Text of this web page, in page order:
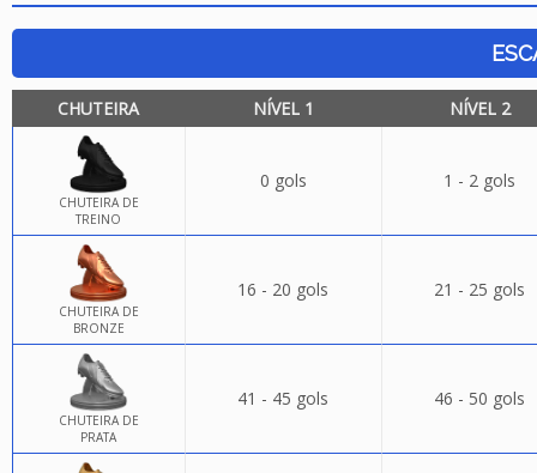
CHUTEIRA NÍVEL 1 NÍVEL 2
CHUTEIRA DE
TREINO
0 gols 1 - 2 gols
CHUTEIRA DE
BRONZE
16 - 20 gols 21 - 25 gols
CHUTEIRA DE
PRATA
41 - 45 gols 46 - 50 gols